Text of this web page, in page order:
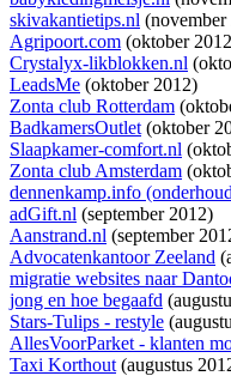
skivakantietips.nl (november
Agripoort.com (oktober
Crystalyx-likblokken.nl
LeadsMe (oktober 2012)
Zonta club Rotterdam
BadkamersOutlet(oktober
Slaapkamer-comfort.nl
Zonta club Amsterdam
dennenkamp.info
adGift.nl (september 2012)
Aanstrand.nl (september
Advocatenkantoor Zeeland
migratie websites naar
jong en hoe begaafd
Stars-Tulips - restyle
AllesVoorParket - klanten
Taxi Korthout(augustus